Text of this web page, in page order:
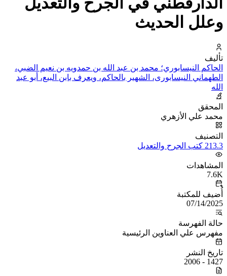
وعلل الحديث
تأليف
الحاكم النيسابوري؛ محمد بن عبد الله بن حمدويه بن نعيم الضبي،
الطهماني النيسابورى، الشهير بالحاكم، ويعرف بابن البيع، أبو عبد
الله
المحقق
محمد علي الأزهري
التصنيف
213.3 كتب الجرح والتعديل
المشاهدات
7.6K
أُضيف للمكتبة
07/14/2025
حالة الفهرسة
مفهرس علي العناوين الرئيسية
تاريخ النشر
1427 - 2006